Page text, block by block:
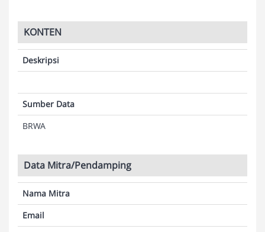
KONTEN
Deskripsi
Sumber Data
BRWA
Data Mitra/Pendamping
Nama Mitra
Email